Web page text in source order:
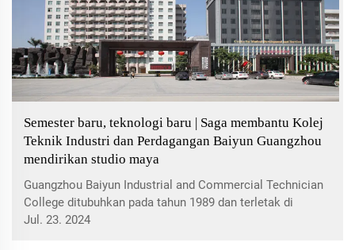
Semester baru, teknologi baru | Saga membantu Kolej
Teknik Industri dan Perdagangan Baiyun Guangzhou
mendirikan studio maya
Guangzhou Baiyun Industrial and Commercial Technician
College ditubuhkan pada tahun 1989 dan terletak di
Daerah Baiyun, Guangzhou, dengan pengangkutan yang
Jul. 23. 2024